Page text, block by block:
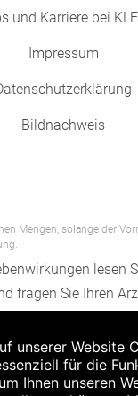
und Karriere bei
Impressum
Bildnachweis
Mengen, solange der
lesen
fragen Sie Ihren
(AEP). Der
der
unserer Website
für die
Ihnen unseren